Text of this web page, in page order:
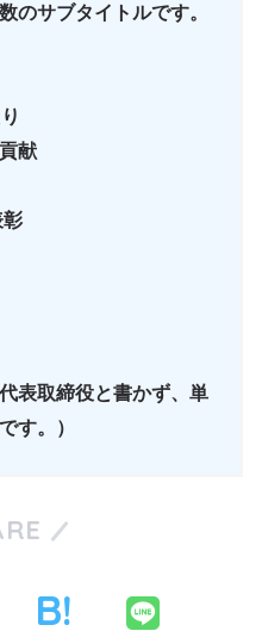
のサブタイトルです。
献
彰
表取締役と書かず、単
す。）